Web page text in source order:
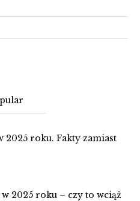
2025 roku. Fakty zamiast
2025 roku – czy to wciąż